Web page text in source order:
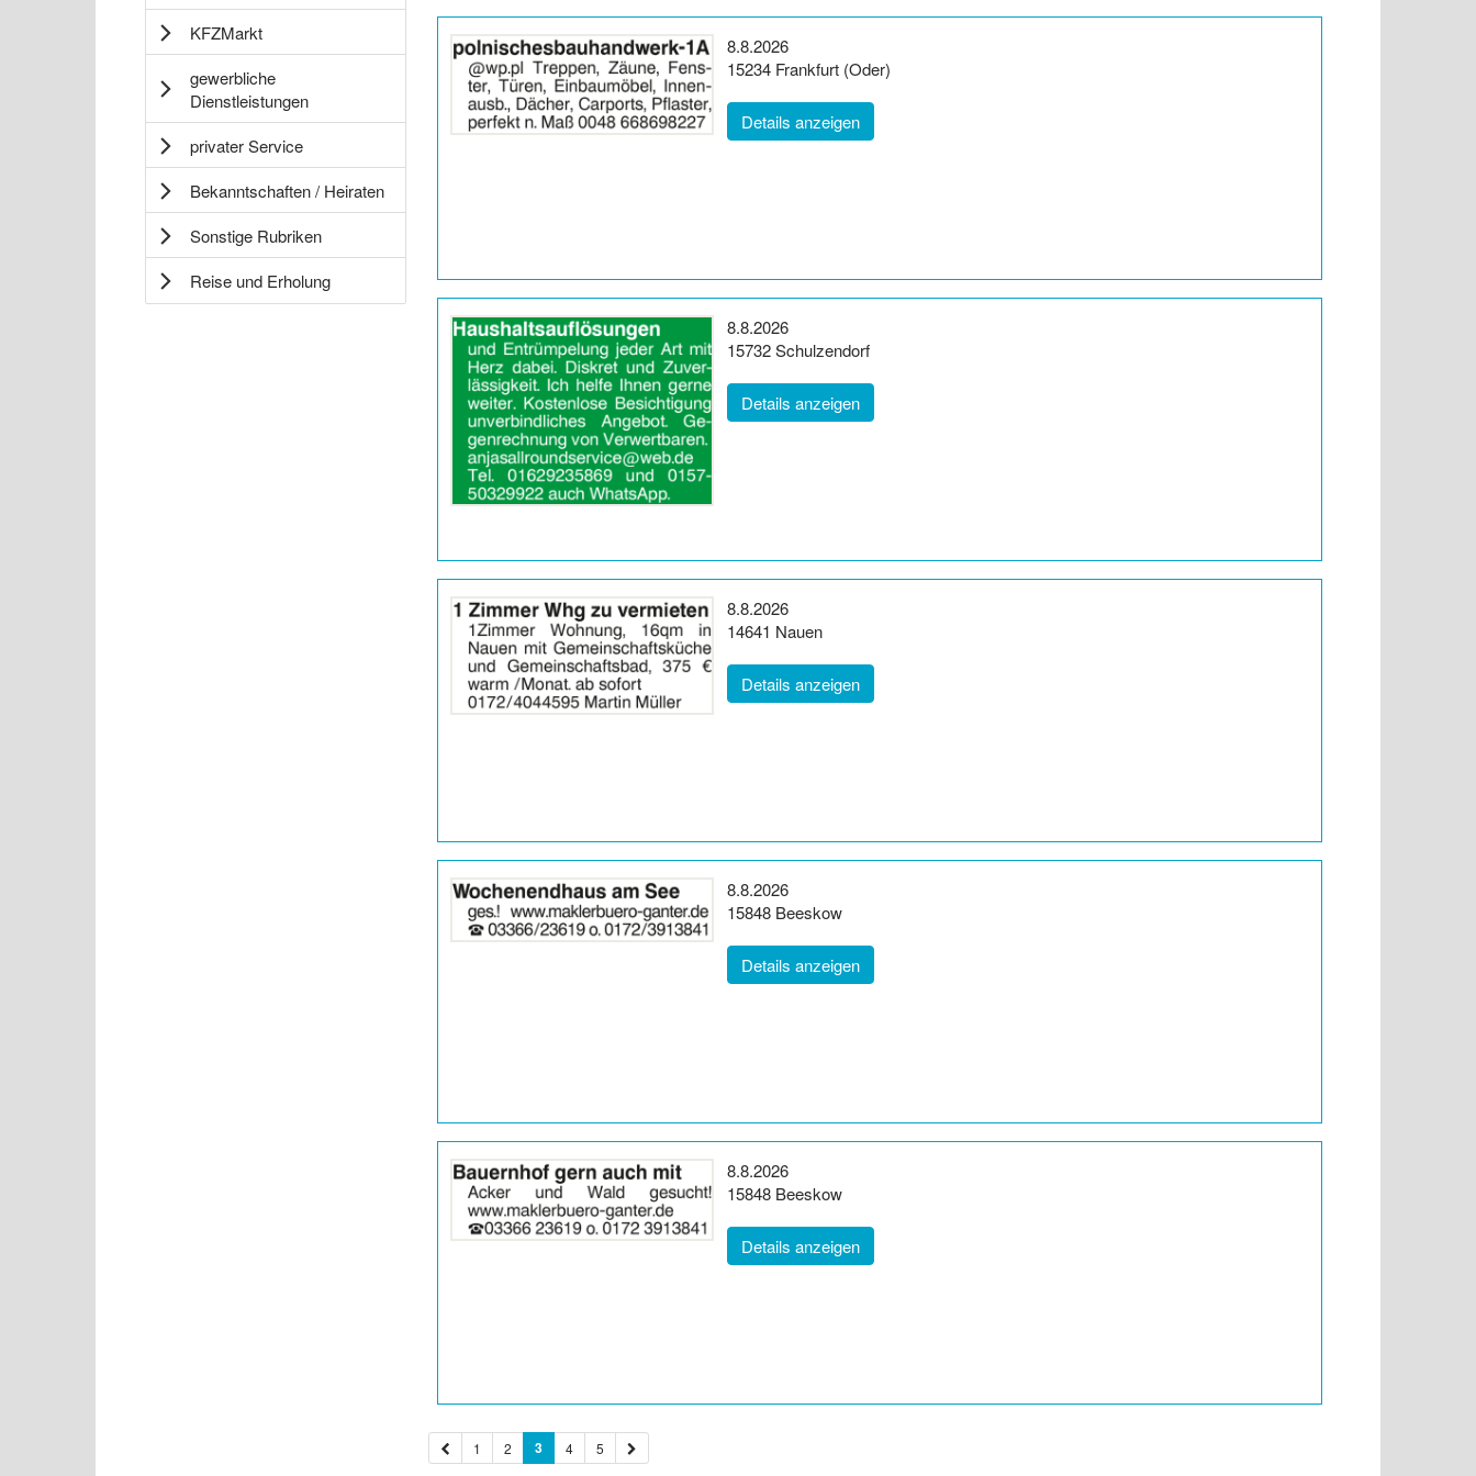
KFZMarkt
gewerbliche
Dienstleistungen
privater Service
Bekanntschaften / Heiraten
Sonstige Rubriken
Reise und Erholung
Anzeige
2065742
anzeigen
Erscheinungsdatum:
8.8.2026
Postleitzahl:
15234 Ort:
Frankfurt (Oder)
Details anzeigen(ID: 2065742)
Anzeige
2065749
anzeigen
Erscheinungsdatum:
8.8.2026
Postleitzahl:
15732 Ort:
Schulzendorf
Details anzeigen(ID: 2065749)
Anzeige
2065750
anzeigen
Erscheinungsdatum:
8.8.2026
Postleitzahl:
14641 Ort:
Nauen
Details anzeigen(ID: 2065750)
Anzeige
2065751
Erscheinungsdatum:
8.8.2026
Postleitzahl:
15848 Ort:
Beeskow
Details anzeigen(ID: 2065751)
Anzeige
2065752
anzeigen
Erscheinungsdatum:
8.8.2026
Postleitzahl:
15848 Ort:
Beeskow
Details anzeigen(ID: 2065752)
1 2 3 4 5